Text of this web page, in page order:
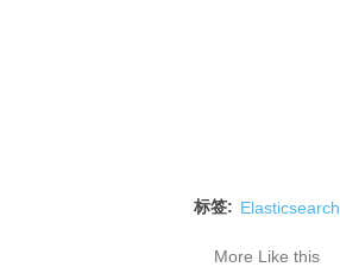
标签: Elasticsearch
More Like this